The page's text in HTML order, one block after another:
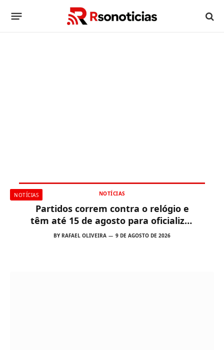
NOTÍCIAS NOTÍCIAS
Partidos correm contra o relógio e
têm até 15 de agosto para oficializar
candidaturas
BY RAFAEL OLIVEIRA 9 DE AGOSTO DE 2026